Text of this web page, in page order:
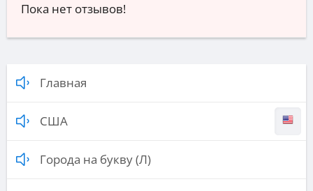
Пока нет отзывов!
Главная
США
Города на букву (Л)